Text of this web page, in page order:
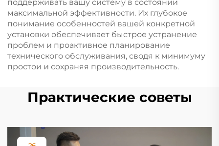
поддерживать вашу систему в состоянии
максимальной эффективности. Их глубокое
понимание особенностей вашей конкретной
установки обеспечивает быстрое устранение
проблем и проактивное планирование
технического обслуживания, сводя к минимуму
простои и сохраняя производительность.
Практические советы